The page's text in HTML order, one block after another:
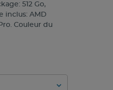
512 Go,
inclus: AMD
Couleur du